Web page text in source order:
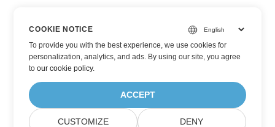
COOKIE NOTICE
To provide you with the best experience, we use cookies for
personalization, analytics, and ads. By using our site, you agree
toour cookie policy.
ACCEPT
CUSTOMIZE DENY